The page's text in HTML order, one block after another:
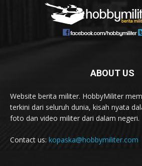
ABOUT US
Website berita militer. HobbyMiliter
terkini dari seluruh dunia, kisah nyata
foto dan video militer dari dalam negeri.
Contact us: kopaska@hobbymiliter.com